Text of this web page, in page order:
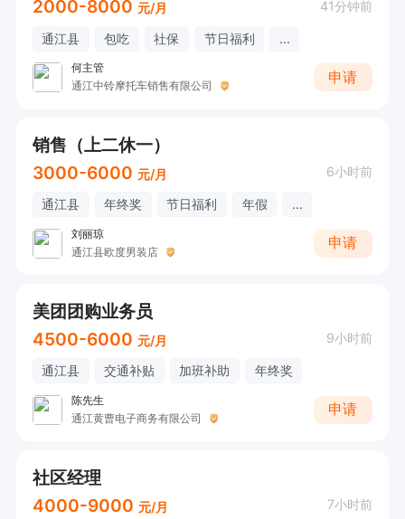
2000-8000 元/月 41分钟前
通江县 包吃 社保 节日福利 ...
何主管
通江中铃摩托车销售有限公司
申请
销售（上二休一）
3000-6000 元/月 6小时前
通江县 年终奖 节日福利 年假 ...
刘丽琼
通江县欧度男装店
申请
美团团购业务员
4500-6000 元/月 9小时前
通江县 交通补贴 加班补助 年终奖
陈先生
通江黄曹电子商务有限公司
申请
社区经理
4000-9000 元/月 7小时前